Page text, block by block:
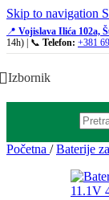
Skip to navigation
📍 Vojislava Ilića 102a,
14h) | 📞 Telefon: +381
Izbornik
Početna / Baterije